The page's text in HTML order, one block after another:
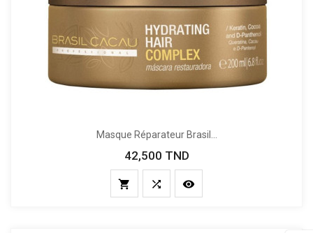
Masque Réparateur Brasil...
Prix
42,500 TND
  